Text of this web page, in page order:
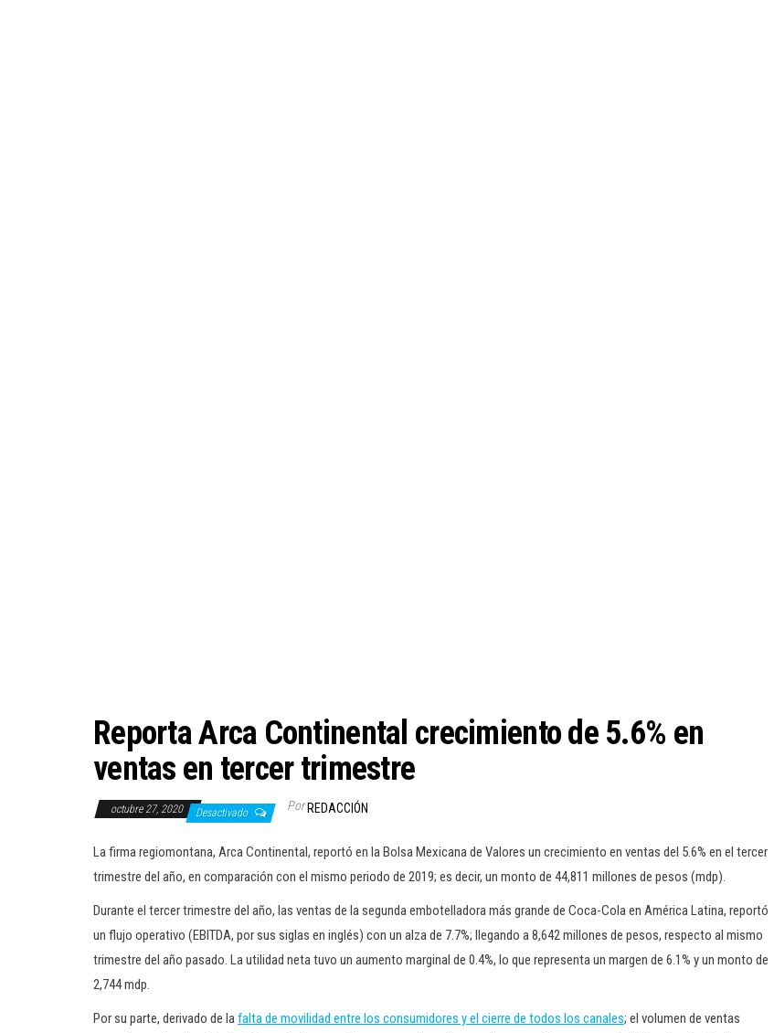
Reporta Arca Continental crecimiento de 5.6% en
ventas en tercer trimestre
octubre 27, 2020 Desactivado Por REDACCIÓN
La firma regiomontana, Arca Continental, reportó en la Bolsa Mexicana de Valores un crecimiento en ventas del 5.6% en el tercer
trimestre del año, en comparación con el mismo periodo de 2019; es decir, un monto de 44,811 millones de pesos (mdp).
Durante el tercer trimestre del año, las ventas de la segunda embotelladora más grande de Coca-Cola en América Latina, reportó
un flujo operativo (EBITDA, por sus siglas en inglés) con un alza de 7.7%; llegando a 8,642 millones de pesos, respecto al mismo
trimestre del año pasado. La utilidad neta tuvo un aumento marginal de 0.4%, lo que representa un margen de 6.1% y un monto de
2,744 mdp.
Por su parte, derivado de lafalta de movilidad entre los consumidores y el cierre de todos los canales; el volumen de ventas